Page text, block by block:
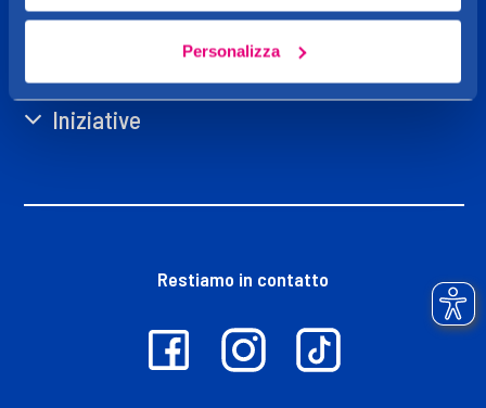
Personalizza
Iniziative
Restiamo in contatto